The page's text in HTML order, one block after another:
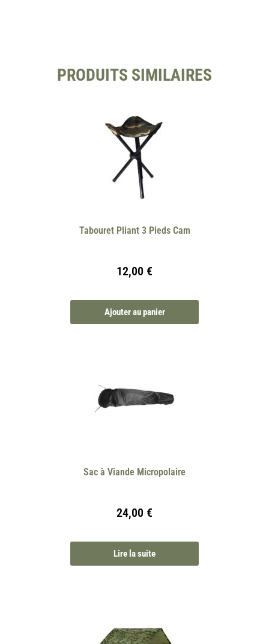
PRODUITS SIMILAIRES
Tabouret Pliant 3 Pieds Cam
12,00 €
Ajouter au panier
Sac à Viande Micropolaire
24,00 €
Lire la suite